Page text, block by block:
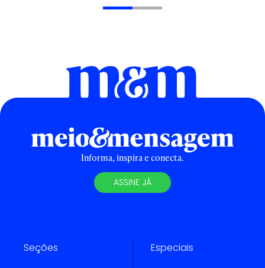
Informa, inspira e conecta.
ASSINE JÁ
Seções Especiais